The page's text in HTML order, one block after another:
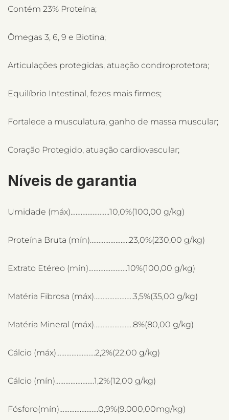
Contém 23% Proteína;
Ômegas 3, 6, 9 e Biotina;
Articulações protegidas, atuação condroprotetora;
Equilíbrio Intestinal, fezes mais firmes;
Fortalece a musculatura, ganho de massa muscular;
Coração Protegido, atuação cardiovascular;
Níveis de garantia
Umidade (máx)…………………..10,0%(100,00 g/kg)
Proteína Bruta (mín)…………………..23,0%(230,00 g/kg)
Extrato Etéreo (mín)…………………..10%(100,00 g/kg)
Matéria Fibrosa (máx)…………………..3,5%(35,00 g/kg)
Matéria Mineral (máx)…………………..8%(80,00 g/kg)
Cálcio (máx)…………………..2,2%(22,00 g/kg)
Cálcio (mín)…………………..1,2%(12,00 g/kg)
Fósforo(mín)…………………..0,9%(9.000,00mg/kg)